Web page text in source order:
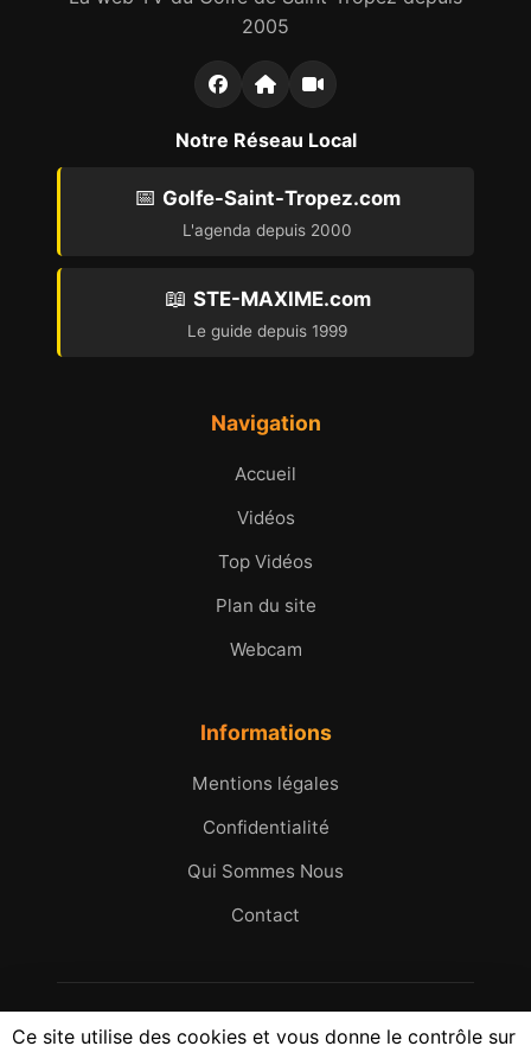
2005
Notre Réseau Local
📅 Golfe-Saint-Tropez.com
L'agenda depuis 2000
📖 STE-MAXIME.com
Le guide depuis 1999
Navigation
Accueil
Vidéos
Top Vidéos
Plan du site
Webcam
Informations
Mentions légales
Confidentialité
Qui Sommes Nous
Contact
© 2005 - 2026 Micromax.tv. Tous droits réservés.
Ce site utilise des cookies et vous donne le contrôle sur